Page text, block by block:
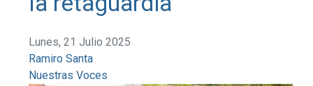
Lunes, 21 Julio 2025
Ramiro Santa
Nuestras Voces